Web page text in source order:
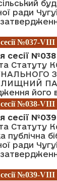
ради
№037-VIII
сесії №038
та
його в
№038-VIII
сесії №039
Статуту
ради
№039-VIII